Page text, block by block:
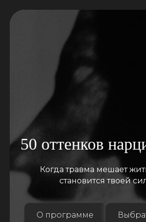
50 оттенков
Когда травма мешает
становится твоей
О программе